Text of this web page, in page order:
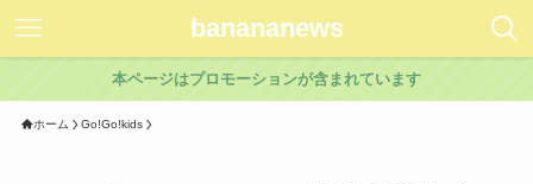
banananews
本ページはプロモーションが含まれています
ホーム Go!Go!kids